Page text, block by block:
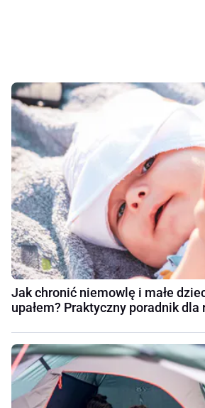
Jak chronić niemowlę i małe
upałem? Praktyczny poradnik dla